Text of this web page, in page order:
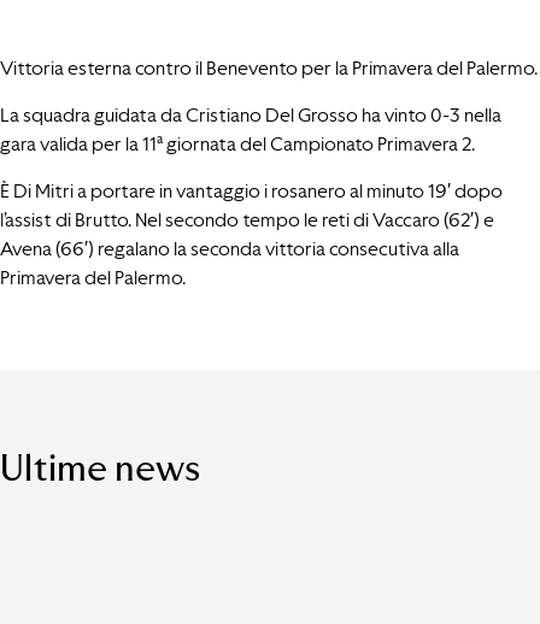
Vittoria esterna contro il Benevento per la Primavera del Palermo.
La squadra guidata da Cristiano Del Grosso ha vinto 0-3 nella
gara valida per la 11ª giornata del Campionato Primavera 2.
È Di Mitri a portare in vantaggio i rosanero al minuto 19′ dopo
l’assist di Brutto. Nel secondo tempo le reti di Vaccaro (62′) e
Avena (66′) regalano la seconda vittoria consecutiva alla
Primavera del Palermo.
Ultime news